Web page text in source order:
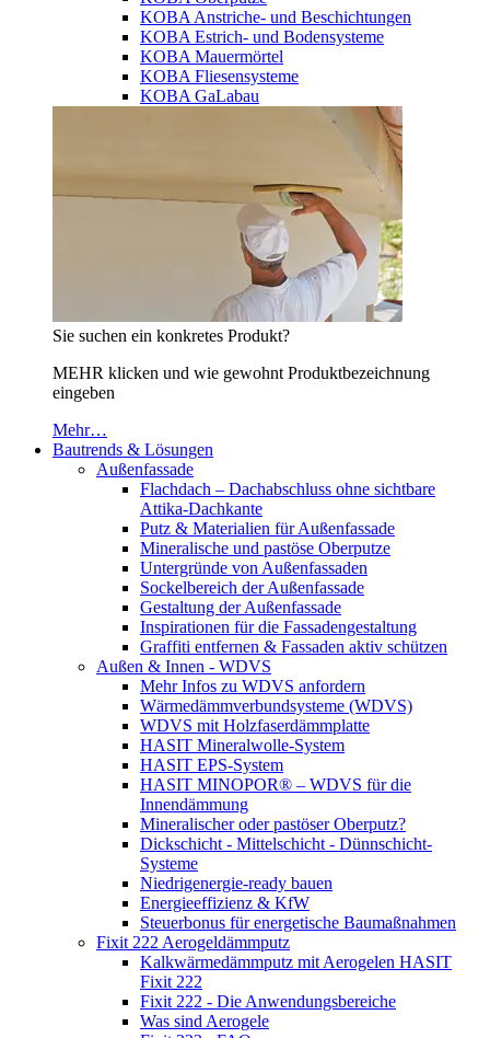
KOBA Anstriche- und Beschichtungen
KOBA Estrich- und Bodensysteme
KOBA Mauermörtel
KOBA Fliesensysteme
KOBA GaLabau
Sie suchen ein konkretes Produkt?
MEHR klicken und wie gewohnt Produktbezeichnung
eingeben
Mehr…
Bautrends & Lösungen
Außenfassade
Flachdach – Dachabschluss ohne sichtbare
Attika-Dachkante
Putz & Materialien für Außenfassade
Mineralische und pastöse Oberputze
Untergründe von Außenfassaden
Sockelbereich der Außenfassade
Gestaltung der Außenfassade
Inspirationen für die Fassadengestaltung
Graffiti entfernen & Fassaden aktiv schützen
Außen & Innen - WDVS
Mehr Infos zu WDVS anfordern
Wärmedämmverbundsysteme (WDVS)
WDVS mit Holzfaserdämmplatte
HASIT Mineralwolle-System
HASIT EPS-System
HASIT MINOPOR® – WDVS für die
Innendämmung
Mineralischer oder pastöser Oberputz?
Dickschicht - Mittelschicht - Dünnschicht-
Systeme
Niedrigenergie-ready bauen
Energieeffizienz & KfW
Steuerbonus für energetische Baumaßnahmen
Fixit 222 Aerogeldämmputz
Kalkwärmedämmputz mit Aerogelen HASIT
Fixit 222
Fixit 222 - Die Anwendungsbereiche
Was sind Aerogele